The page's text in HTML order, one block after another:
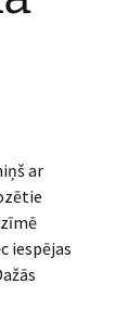
ar
iespējas